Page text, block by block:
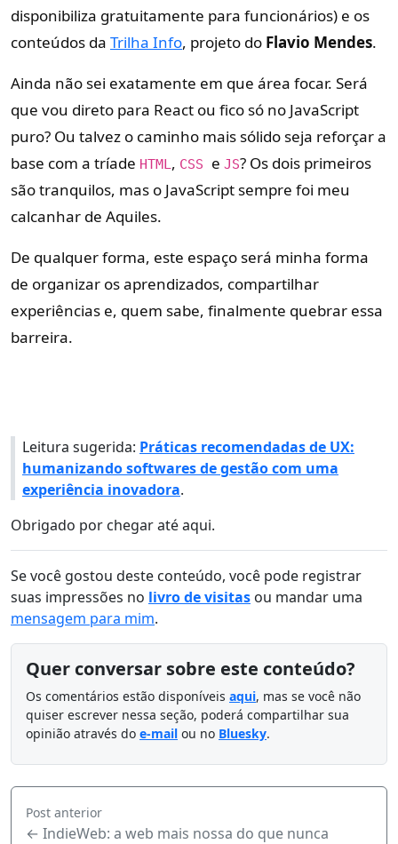
disponibiliza gratuitamente para funcionários) e os
conteúdos da Trilha Info, projeto do Flavio Mendes.
Ainda não sei exatamente em que área focar. Será
que vou direto para React ou fico só no JavaScript
puro? Ou talvez o caminho mais sólido seja reforçar a
base com a tríade HTML , CSS e JS? Os dois primeiros
são tranquilos, mas o JavaScript sempre foi meu
calcanhar de Aquiles.
De qualquer forma, este espaço será minha forma
de organizar os aprendizados, compartilhar
experiências e, quem sabe, finalmente quebrar essa
barreira.
Leitura sugerida: Práticas recomendadas de UX:
humanizando softwares de gestão com uma
experiência inovadora.
Obrigado por chegar até aqui.
Se você gostou deste conteúdo, você pode registrar
suas impressões no livro de visitas ou mandar uma
mensagem para mim.
Quer conversar sobre este conteúdo?
Os comentários estão disponíveis aqui, mas se você não
quiser escrever nessa seção, poderá compartilhar sua
opinião através do e-mail ou no Bluesky.
Post anterior
← IndieWeb: a web mais nossa do que nunca